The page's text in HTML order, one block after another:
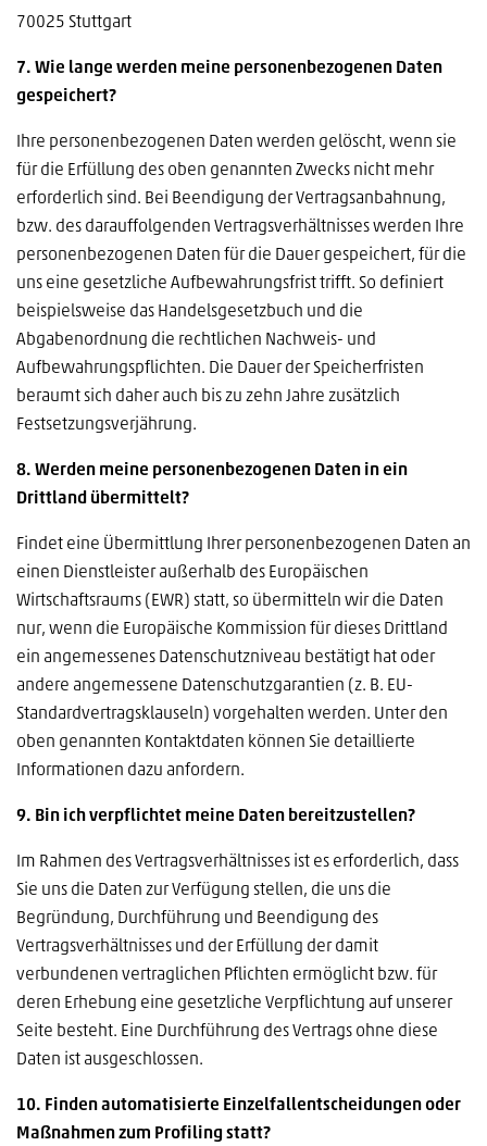
70025 Stuttgart
7. Wie lange werden meine personenbezogenen Daten
gespeichert?
Ihre personenbezogenen Daten werden gelöscht, wenn sie
für die Erfüllung des oben genannten Zwecks nicht mehr
erforderlich sind. Bei Beendigung der Vertragsanbahnung,
bzw. des darauffolgenden Vertragsverhältnisses werden Ihre
personenbezogenen Daten für die Dauer gespeichert, für die
uns eine gesetzliche Aufbewahrungsfrist trifft. So definiert
beispielsweise das Handelsgesetzbuch und die
Abgabenordnung die rechtlichen Nachweis- und
Aufbewahrungspflichten. Die Dauer der Speicherfristen
beraumt sich daher auch bis zu zehn Jahre zusätzlich
Festsetzungsverjährung.
8. Werden meine personenbezogenen Daten in ein
Drittland übermittelt?
Findet eine Übermittlung Ihrer personenbezogenen Daten an
einen Dienstleister außerhalb des Europäischen
Wirtschaftsraums (EWR) statt, so übermitteln wir die Daten
nur, wenn die Europäische Kommission für dieses Drittland
ein angemessenes Datenschutzniveau bestätigt hat oder
andere angemessene Datenschutzgarantien (z. B. EU-
Standardvertragsklauseln) vorgehalten werden. Unter den
oben genannten Kontaktdaten können Sie detaillierte
Informationen dazu anfordern.
9. Bin ich verpflichtet meine Daten bereitzustellen?
Im Rahmen des Vertragsverhältnisses ist es erforderlich, dass
Sie uns die Daten zur Verfügung stellen, die uns die
Begründung, Durchführung und Beendigung des
Vertragsverhältnisses und der Erfüllung der damit
verbundenen vertraglichen Pflichten ermöglicht bzw. für
deren Erhebung eine gesetzliche Verpflichtung auf unserer
Seite besteht. Eine Durchführung des Vertrags ohne diese
Daten ist ausgeschlossen.
10. Finden automatisierte Einzelfallentscheidungen oder
Maßnahmen zum Profiling statt?